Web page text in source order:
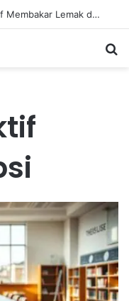
Kardio Outdoor Ringan yang Efektif Membakar Lemak dan Menyegarkan Tubuh Anda